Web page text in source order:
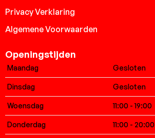
Privacy Verklaring
Algemene Voorwaarden
Openingstijden
Maandag Gesloten
Dinsdag Gesloten
Woensdag 11:00 - 19:00
Donderdag 11:00 - 20:00